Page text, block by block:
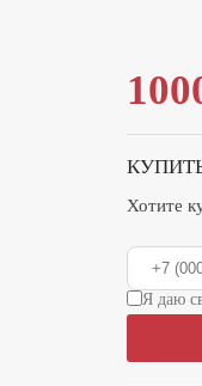
Хотите
Я даю